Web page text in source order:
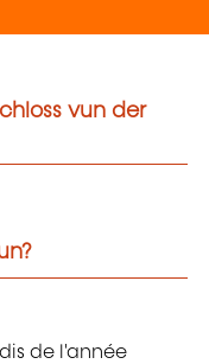
vun der
de l'année